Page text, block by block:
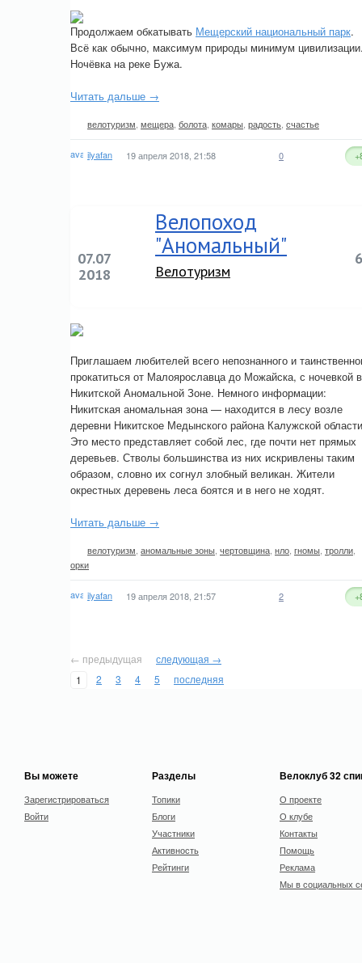
Продолжаем обкатывать Мещерский национальный парк.
Всё как обычно, максимум природы минимум
Ночёвка на реке Бужа.
Читать дальше →
велотуризм мещера болота комары радость счастье
ilyafan 19 апреля 2018, 21:58 0
07.07
2018
Велопоход
"Аномальный"
Велотуризм
6
Приглашаем любителей всего непознанного и
прокатиться от Малоярославца до Можайска, с ночевкой в
Никитской Аномальной Зоне. Немного информации:
Никитская аномальная зона — находится в лесу возле
деревни Никитское Медынского района Калужской
Это место представляет собой лес, где почти нет прямых
деревьев. Стволы большинства из них искривлены таким
образом, словно их согнул злобный великан. Жители
окрестных деревень леса боятся и в него не ходят.
Читать дальше →
велотуризм аномальные зоны чертовщина нло гномы тролли
орки
ilyafan 19 апреля 2018, 21:57 2
← предыдущая
следующая →
1
2 3 4 5 последняя
Вы можете
Зарегистрироваться
Войти
Разделы
Топики
Блоги
Участники
Активность
Рейтинги
Велоклуб 32
О проекте
О клубе
Контакты
Помощь
Реклама
Мы в социальных